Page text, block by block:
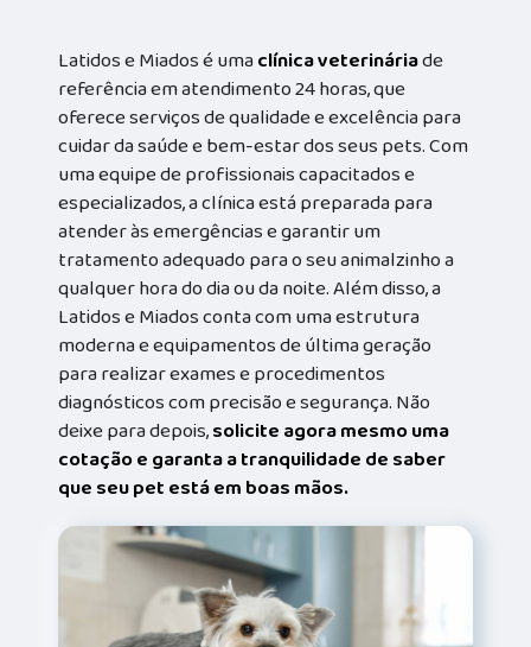
Latidos e Miados é umaclínica veterináriade
referência em atendimento 24 horas, que
oferece serviços de qualidade e excelência para
cuidar da saúde e bem-estar dos seus pets. Com
uma equipe de profissionais capacitados e
especializados, a clínica está preparada para
atender às emergências e garantir um
tratamento adequado para o seu animalzinho a
qualquer hora do dia ou da noite. Além disso, a
Latidos e Miados conta com uma estrutura
moderna e equipamentos de última geração
para realizar exames e procedimentos
diagnósticos com precisão e segurança. Não
deixe para depois,solicite agora mesmo uma
cotação e garanta a tranquilidade de saber
que seu pet está em boas mãos.